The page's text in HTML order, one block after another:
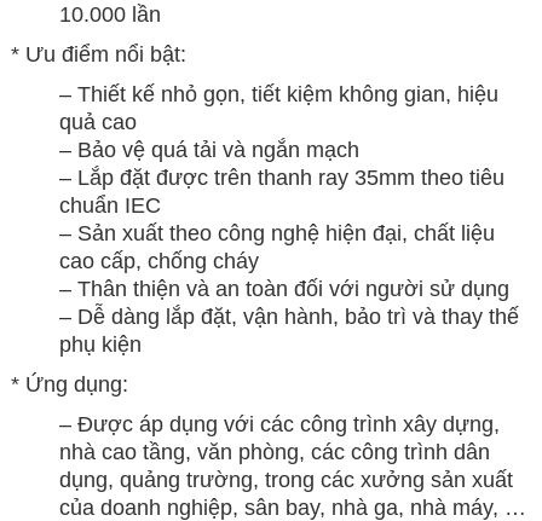
10.000 lần
* Ưu điểm nổi bật:
– Thiết kế nhỏ gọn, tiết kiệm không gian, hiệu
quả cao
– Bảo vệ quá tải và ngắn mạch
– Lắp đặt được trên thanh ray 35mm theo tiêu
chuẩn IEC
– Sản xuất theo công nghệ hiện đại, chất liệu
cao cấp, chống cháy
– Thân thiện và an toàn đối với người sử dụng
– Dễ dàng lắp đặt, vận hành, bảo trì và thay thế
phụ kiện
* Ứng dụng:
– Được áp dụng với các công trình xây dựng,
nhà cao tầng, văn phòng, các công trình dân
dụng, quảng trường, trong các xưởng sản xuất
của doanh nghiệp, sân bay, nhà ga, nhà máy, …